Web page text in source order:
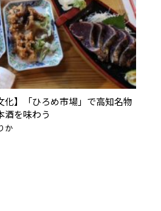
化】「ひろめ市場」で高知名物
酒を味わう
か